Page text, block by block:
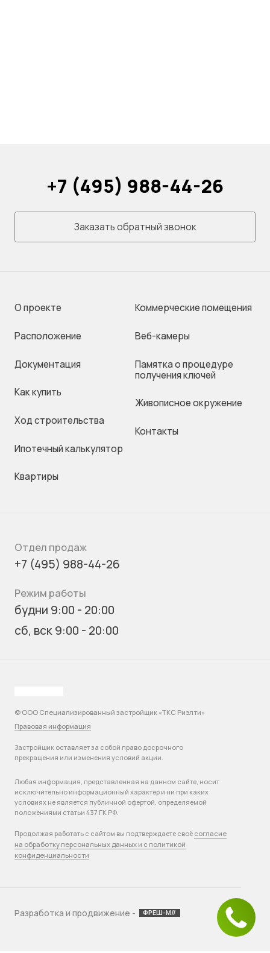
+7 (495) 988-44-26
Заказать обратный звонок
О проекте
Раcположение
Документация
Как купить
Ход строительства
Ипотечный калькулятор
Квартиры
Коммерческие помещения
Веб-камеры
Памятка о процедуре
получения ключей
Живописное окружение
Контакты
Отдел продаж
+7 (495) 988-44-26
Режим работы
будни 9:00 - 20:00
сб, вск 9:00 - 20:00
© ООО Специализированный застройщик «ТКС Риэлти»
Правовая информация
Застройщик оставляет за собой право досрочного
прекращения или изменения условий акции.
Любая информация, представленная на данном сайте, носит
исключительно информационный характер и ни при каких
условиях не является публичной офертой, определяемой
положениями статьи 437 ГК РФ.
Продолжая работать с сайтом вы подтверждаете своё согласие
на обработку персональных данных и с политикой
конфиденциальности
Разработка и продвижение - ФРЕШ-М//